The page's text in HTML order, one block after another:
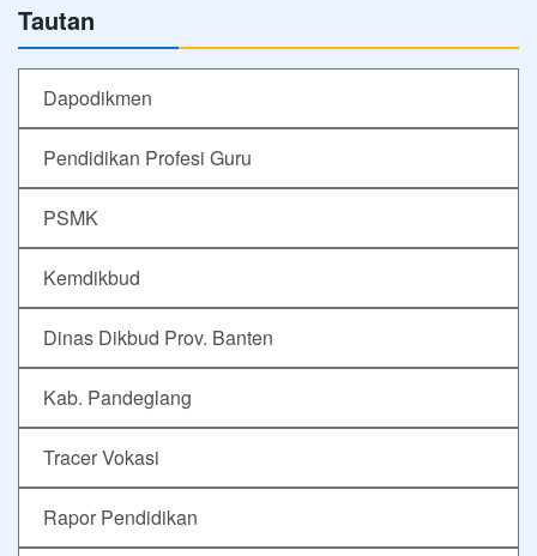
Tautan
Dapodikmen
Pendidikan Profesi Guru
PSMK
Kemdikbud
Dinas Dikbud Prov. Banten
Kab. Pandeglang
Tracer Vokasi
Rapor Pendidikan